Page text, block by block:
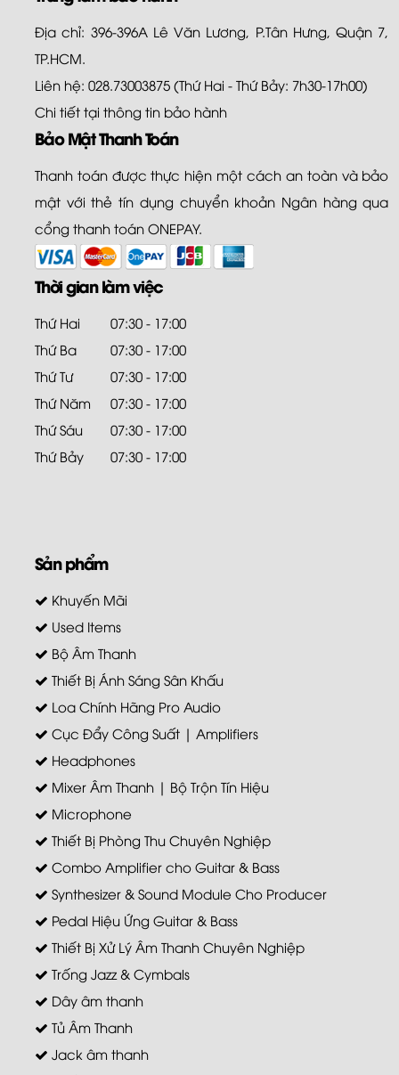
Địa chỉ: 396-396A Lê Văn Lương, P.Tân Hưng, Quận 7,
TP.HCM.
Liên hệ: 028.73003875 (Thứ Hai - Thứ Bảy: 7h30-17h00)
Chi tiết tại thông tin bảo hành
Bảo Mật Thanh Toán
Thanh toán được thực hiện một cách an toàn và bảo
mật với thẻ tín dụng chuyển khoản Ngân hàng qua
cổng thanh toán ONEPAY.
Thời gian làm việc
Thứ Hai
07:30 - 17:00
Thứ Ba
07:30 - 17:00
Thứ Tư
07:30 - 17:00
Thứ Năm
07:30 - 17:00
Thứ Sáu
07:30 - 17:00
Thứ Bảy
07:30 - 17:00
Sản phẩm
Khuyến Mãi
Used Items
Bộ Âm Thanh
Thiết Bị Ánh Sáng Sân Khấu
Loa Chính Hãng Pro Audio
Cục Đẩy Công Suất | Amplifiers
Headphones
Mixer Âm Thanh | Bộ Trộn Tín Hiệu
Microphone
Thiết Bị Phòng Thu Chuyên Nghiệp
Combo Amplifier cho Guitar & Bass
Synthesizer & Sound Module Cho Producer
Pedal Hiệu Ứng Guitar & Bass
Thiết Bị Xử Lý Âm Thanh Chuyên Nghiệp
Trống Jazz & Cymbals
Dây âm thanh
Tủ Âm Thanh
Jack âm thanh